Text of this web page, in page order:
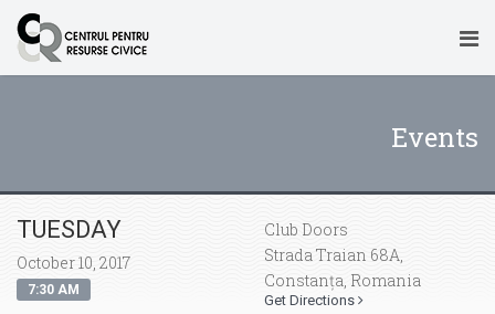
Events
TUESDAY
October 10, 2017
7:30 AM
Club Doors
Strada Traian 68A,
Constanța, Romania
Get Directions